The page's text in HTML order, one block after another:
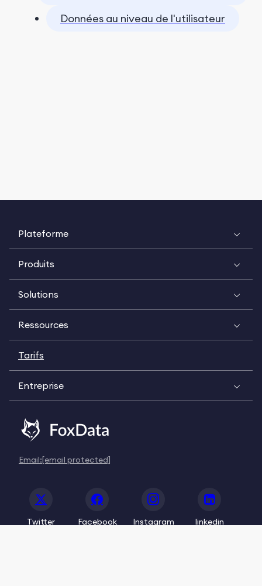
Données au niveau de l'utilisateur
Plateforme
Produits
Solutions
Ressources
Tarifs
Entreprise
Email:[email protected]
Twitter Facebook Instagram linkedin